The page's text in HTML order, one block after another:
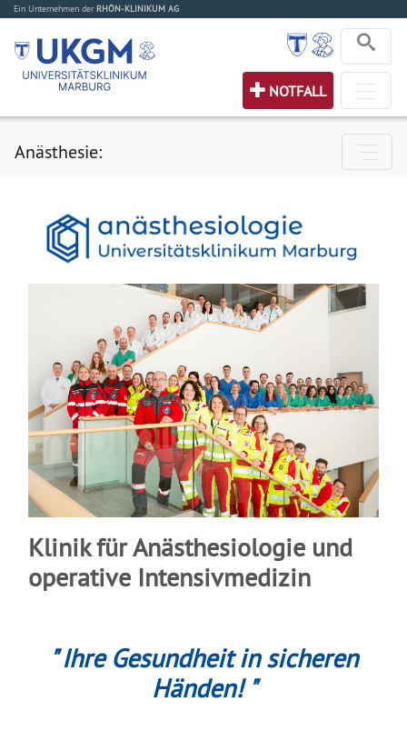
Ein Unternehmen der RHÖN-KLINIKUM AG
NOTFALL
Anästhesie:
Klinik für Anästhesiologie und
operative Intensivmedizin
" Ihre Gesundheit in sicheren
Händen! "